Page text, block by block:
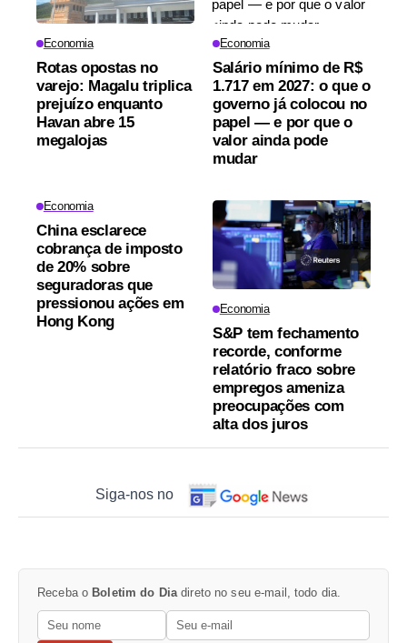
Economia
Rotas opostas no
varejo: Magalu triplica
prejuízo enquanto
Havan abre 15
megalojas
Economia
Salário mínimo de R$
1.717 em 2027: o que o
governo já colocou no
papel — e por que o
valor ainda pode
mudar
Economia
China esclarece
cobrança de imposto
de 20% sobre
seguradoras que
pressionou ações em
Hong Kong
Economia
S&P tem fechamento
recorde, conforme
relatório fraco sobre
empregos ameniza
preocupações com
alta dos juros
Siga-nos no
Receba o Boletim do Diadireto no seu e-mail, todo dia.